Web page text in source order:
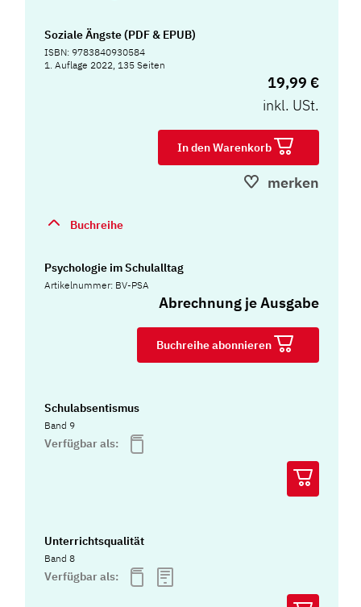
Soziale Ängste (PDF & EPUB)
ISBN: 9783840930584
1. Auflage 2022, 135 Seiten
19,99 €
inkl. USt.
In den Warenkorb
merken
Buchreihe
Psychologie im Schulalltag
Artikelnummer: BV-PSA
Abrechnung je Ausgabe
Buchreihe abonnieren
Schulabsentismus
Band 9
Verfügbar als:
Unterrichtsqualität
Band 8
Verfügbar als: